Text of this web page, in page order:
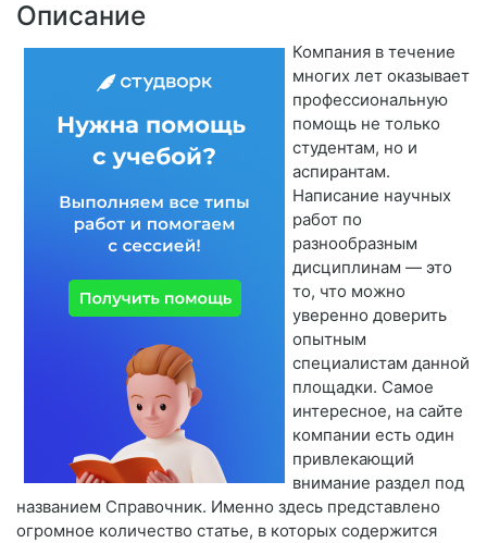
Описание
Компания в течение
многих лет оказывает
профессиональную
помощь не только
студентам, но и
аспирантам.
Написание научных
работ по
разнообразным
дисциплинам — это
то, что можно
уверенно доверить
опытным
специалистам данной
площадки. Самое
интересное, на сайте
компании есть один
привлекающий
внимание раздел под
названием Справочник. Именно здесь представлено
огромное количество статье, в которых содержится